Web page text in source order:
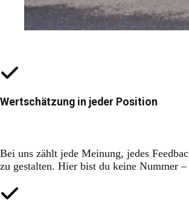
Wertschätzung in jeder Position
Bei uns zählt jede Meinung, jedes
zu gestalten. Hier bist du keine Nummer